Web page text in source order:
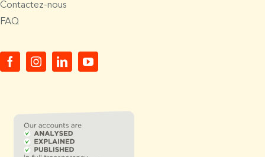
Contactez-nous
FAQ